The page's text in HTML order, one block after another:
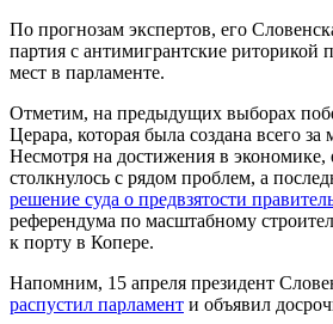
По прогнозам экспертов, его
партия с антимигрантские риторикой
мест в парламенте.
Отметим, на предыдущих выборах
Церара, которая была создана всего за
Несмотря на достижения в экономике,
столкнулось с рядом проблем, а
решение суда о предвзятости
референдума по масштабному
к порту в Копере.
Напомним, 15 апреля президент
распустил парламент и объявил